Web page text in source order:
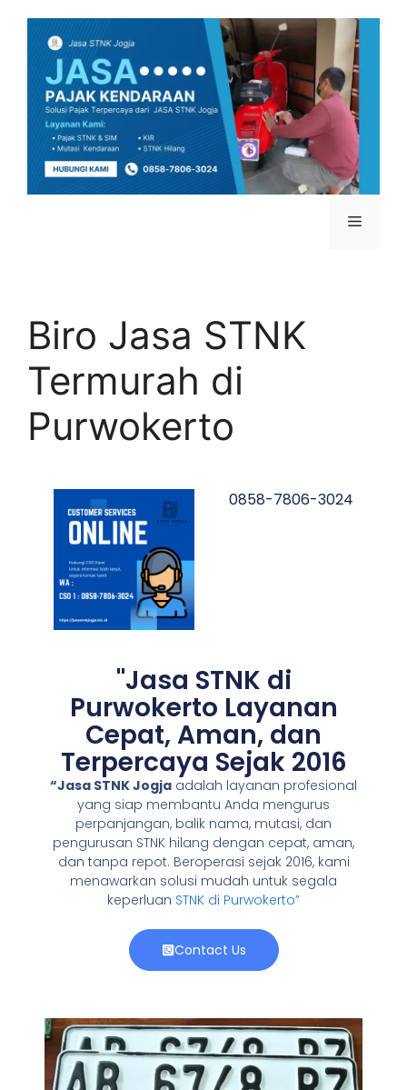
Biro Jasa STNK
Termurah di
Purwokerto
0858-7806-3024
"Jasa STNK di
Purwokerto Layanan
Cepat, Aman, dan
Terpercaya Sejak 2016
“Jasa STNK Jogja adalah layanan profesional
yang siap membantu Anda mengurus
perpanjangan, balik nama, mutasi, dan
pengurusan STNK hilang dengan cepat, aman,
dan tanpa repot. Beroperasi sejak 2016, kami
menawarkan solusi mudah untuk segala
keperluan STNK di Purwokerto”
Contact Us